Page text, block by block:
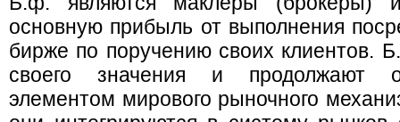
основную прибыль от выполнения
бирже по поручению своих клиентов.
своего значения и продолжают
элементом мирового рыночного